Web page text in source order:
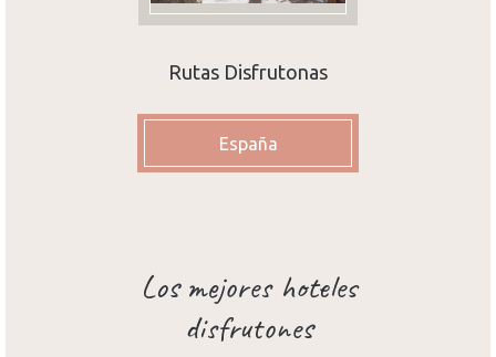
Rutas Disfrutonas
España
Los mejores hoteles
disfrutones